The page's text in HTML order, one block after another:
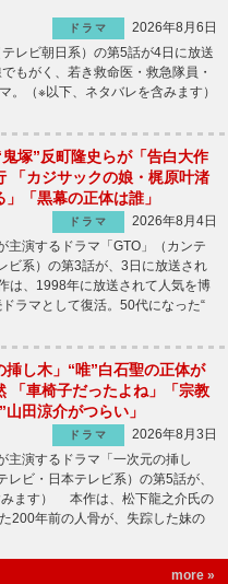
ドラマ
2026年8月6日
レビ朝日系）の第5話が4日に放送
もがく、若き救命医・救急隊員・
。（※以下、ネタバレを含みます）
鬼塚”反町隆史らが「告白大作
「カジサックの娘・梶原叶渚
」「黒幕の正体は誰」
ドラマ
2026年8月4日
主演するドラマ「GTO」（カンテ
ビ系）の第3話が、3日に放送され
、1998年に放送されて人気を博
ラマとして復活。50代になった“
挿し木」“唯”白石聖の正体が
「車椅子だったよね」「宗教
山田涼介がつらい」
ドラマ
2026年8月3日
主演するドラマ「一次元の挿し
レビ・日本テレビ系）の第5話が、
みます） 本作は、松下龍之介氏の
200年前の人骨が、失踪した妹の
more »